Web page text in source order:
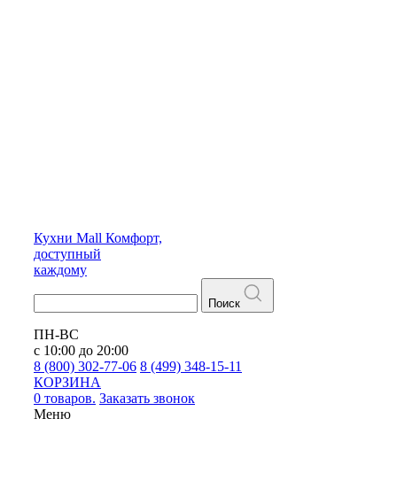
Кухни Mall Комфорт,
доступный
каждому
Поиск
ПН-ВС
с 10:00 до 20:00
8 (800) 302-77-06 8 (499) 348-15-11
КОРЗИНА
0 товаров. Заказать звонок
Меню